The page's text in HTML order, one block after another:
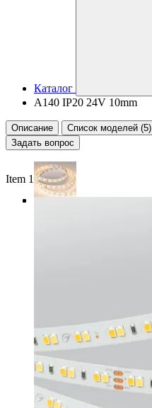
Каталог
A140 IP20 24V 10mm
Описание
Список моделей (5)
Задать вопрос
Item 1 of 4